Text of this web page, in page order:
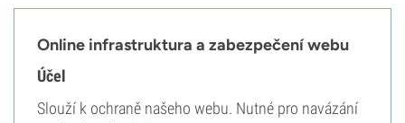
Online infrastruktura a zabezpečení webu
Účel
Slouží k ochraně našeho webu. Nutné pro navázání